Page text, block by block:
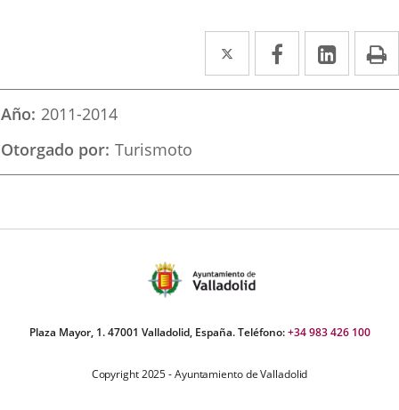
Twitter
Enlace
a
externa.
Facebook
Enlace
a
externa.
Enlace
a
Año 2011-2014
Otorgado por Turismoto
Plaza Mayor, 1. 47001 Valladolid, España. Teléfono:+34 983 426 100
Copyright 2025 - Ayuntamiento de Valladolid